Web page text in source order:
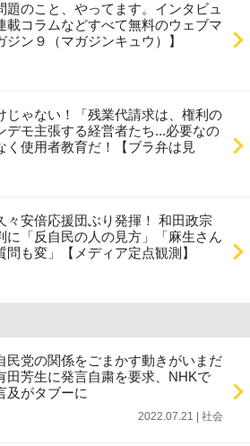
題のこと、やってます。インタビュ
載コラムなどすべて無料のウェブマ
ジン９（マガジンキュウ）】
じゃない！「残業代請求は、権利の
デモ主張する経営者たち...必要なの
く使用者教育だ！【ブラ弁は見
々安倍応援団ぶり発揮！ 和田政宗
に「反自民の人の見方」「麻生さん
問も変」【メディア定点観測】
民党の関係をごまかす動きがいまだ
芳生に発言自粛を要求、NHKで
及がタブーに
2022.07.21 | 社会